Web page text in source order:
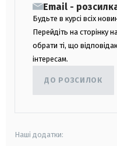
Email -
Будьте в курсі всіх
Перейдіть на сторінку
обрати ті, що
інтересам.
ДО РОЗСИЛОК
Наші додатки: